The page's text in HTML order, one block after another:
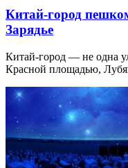
Китай-город
Зарядье
Китай-город — не одна
Красной площадью,